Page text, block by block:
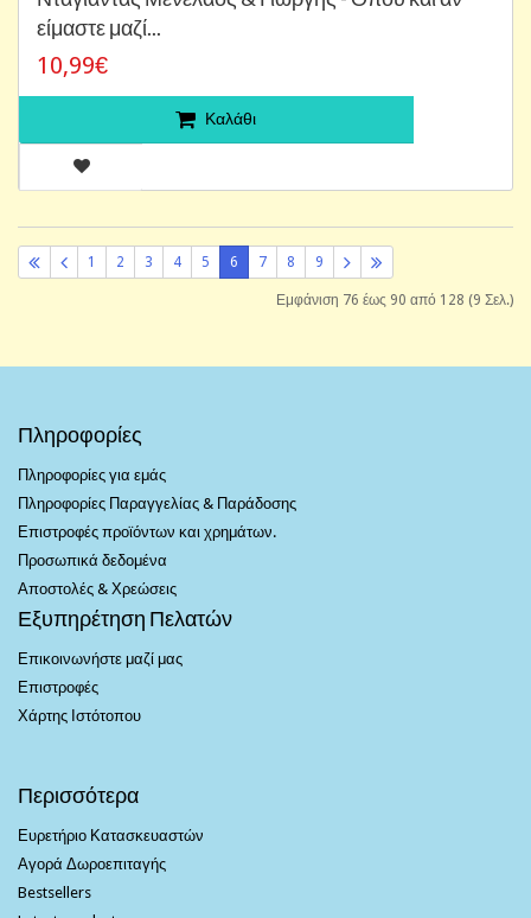
είμαστε μαζί...
10,99€
Καλάθι
1 2 3 4 5 6 7 8 9
Εμφάνιση 76 έως 90 από 128 (9 Σελ.)
Πληροφορίες
Πληροφορίες για εμάς
Πληροφορίες Παραγγελίας & Παράδοσης
Επιστροφές προϊόντων και χρημάτων.
Προσωπικά δεδομένα
Αποστολές & Χρεώσεις
Εξυπηρέτηση Πελατών
Επικοινωνήστε μαζί μας
Επιστροφές
Χάρτης Ιστότοπου
Περισσότερα
Ευρετήριο Κατασκευαστών
Αγορά Δωροεπιταγής
Bestsellers